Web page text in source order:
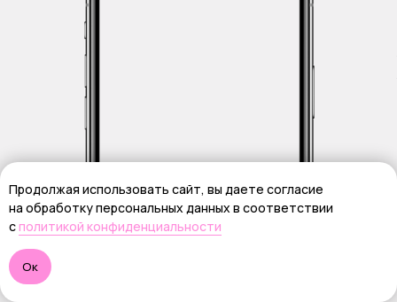
Продолжая использовать сайт, вы даете согласие
на обработку персональных данных в соответствии
сполитикой конфиденциальности
Ок